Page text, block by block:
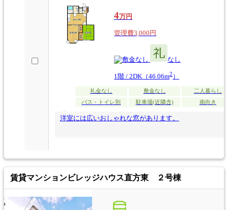
4万円
管理費3,000円
なし なし
1階 / 2DK（46.06m2）
礼金なし 敷金なし
二人暮らし
バス・トイレ別
駐車場(近隣含) 南向き
洋室には広いおしゃれな窓があります。
賃貸マンションビレッジハウス直方東 ２号棟